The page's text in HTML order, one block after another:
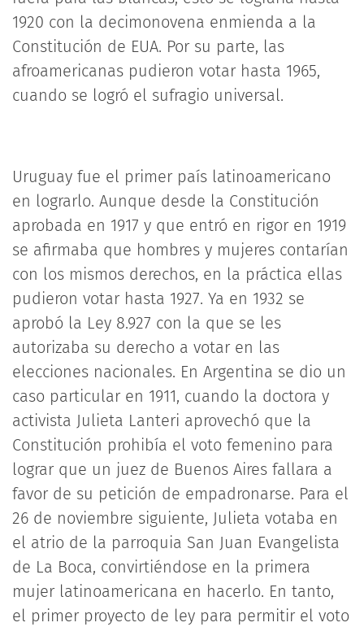
1920 con la decimonovena enmienda a la
Constitución de EUA. Por su parte, las
afroamericanas pudieron votar hasta 1965,
cuando se logró el sufragio universal.
Uruguay fue el primer país latinoamericano
en lograrlo. Aunque desde la Constitución
aprobada en 1917 y que entró en rigor en 1919
se afirmaba que hombres y mujeres contarían
con los mismos derechos, en la práctica ellas
pudieron votar hasta 1927. Ya en 1932 se
aprobó la Ley 8.927 con la que se les
autorizaba su derecho a votar en las
elecciones nacionales. En Argentina se dio un
caso particular en 1911, cuando la doctora y
activista Julieta Lanteri aprovechó que la
Constitución prohibía el voto femenino para
lograr que un juez de Buenos Aires fallara a
favor de su petición de empadronarse. Para el
26 de noviembre siguiente, Julieta votaba en
el atrio de la parroquia San Juan Evangelista
de La Boca, convirtiéndose en la primera
mujer latinoamericana en hacerlo. En tanto,
el primer proyecto de ley para permitir el voto